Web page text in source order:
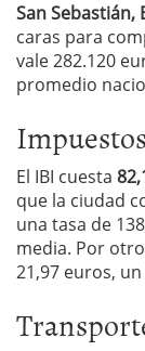
San Sebastián,
caras para
vale 282.120
promedio
Impuestos
El IBI cuesta
que la ciudad
una tasa de
media. Por
21,97 euros, un